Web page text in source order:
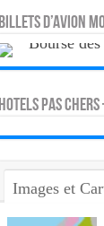
Billets d’avion
HOTELS PAS
Images et